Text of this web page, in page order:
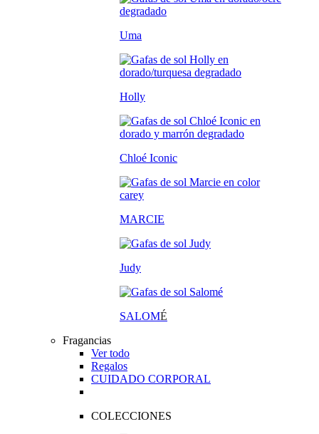
Uma
Holly
Chloé Iconic
MARCIE
Judy
SALOMÉ
Fragancias
Ver todo
Regalos
CUIDADO CORPORAL
COLECCIONES